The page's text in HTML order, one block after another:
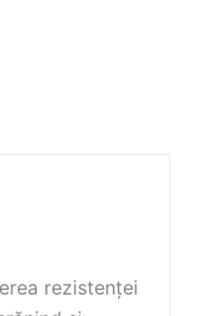
rezistenței